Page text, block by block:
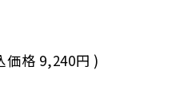
価格 9,240円 )